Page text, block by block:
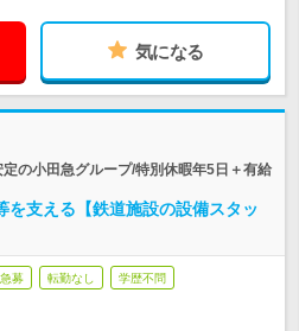
気になる
の小田急グループ/特別休暇年5日＋有給
を支える【鉄道施設の設備スタッ
急募 転勤なし 学歴不問